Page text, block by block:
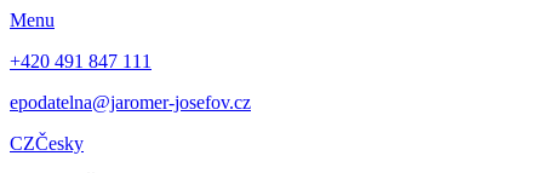
Menu
+420 491 847 111
epodatelna@jaromer-josefov.cz
CZČesky